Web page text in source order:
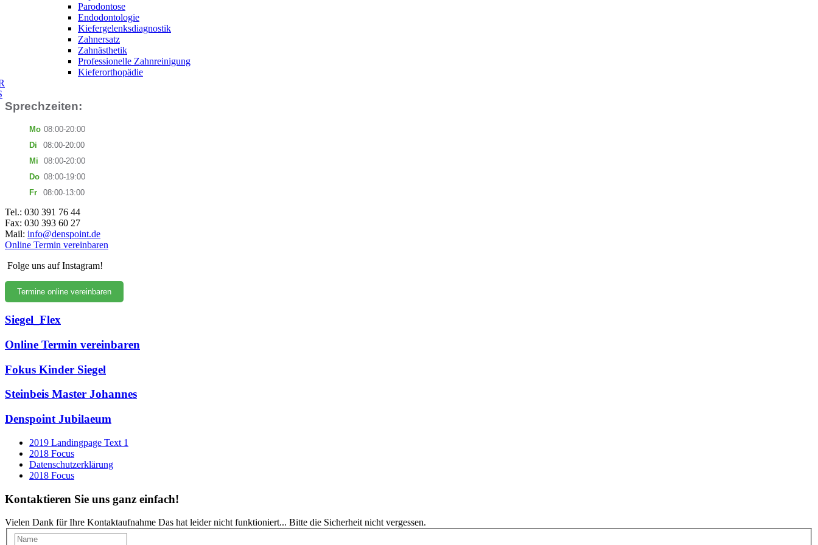
Parodontose
Endodontologie
Kiefergelenksdiagnostik
Zahnersatz
Zahnästhetik
Professionelle Zahnreinigung
Kieferorthopädie
Sprechzeiten:
Mo 08:00-20:00
Di
08:00-20:00
Mi
08:00-20:00
Do 08:00-19:00
Fr
08:00-13:00
Tel.: 030 391 76 44
Fax: 030 393 60 27
Mail: info@denspoint.de
Online Termin vereinbaren
Folge uns auf Instagram!
Termine online vereinbaren
Siegel_Flex
Online Termin vereinbaren
Fokus Kinder Siegel
Steinbeis Master Johannes
Denspoint Jubilaeum
2019 Landingpage Text 1
2018 Focus
Datenschutzerklärung
2018 Focus
Kontaktieren Sie uns ganz einfach!
Vielen Dank für Ihre Kontaktaufnahme Das hat leider nicht funktioniert... Bitte die Sicherheit nicht vergessen.